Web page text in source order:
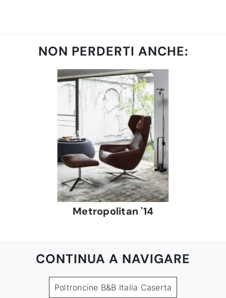
NON PERDERTI ANCHE:
Metropolitan '14
CONTINUA A NAVIGARE
Poltroncine B&B Italia Caserta